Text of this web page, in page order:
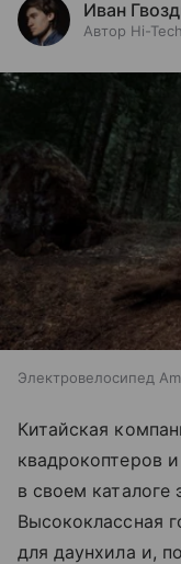
Иван
Автор Hi-
Электровелосипед
Китайская
квадрокоптеров
в своем каталоге
Высококлассная
для даунхила и,